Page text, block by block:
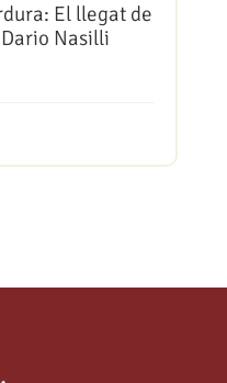
El llegat de
Nasilli